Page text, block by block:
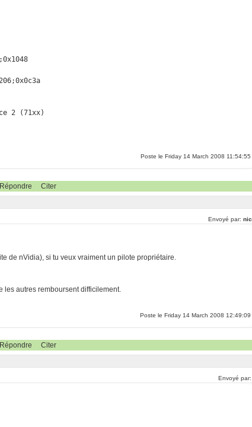
2 (71xx)
Poste le Friday 14 March 2008 11:54:55
Répondre Citer
Envoyé par:
de nVidia), si tu veux vraiment un pilote propriétaire.
les autres remboursent difficilement.
Poste le Friday 14 March 2008 12:49:09
Répondre Citer
Envoyé